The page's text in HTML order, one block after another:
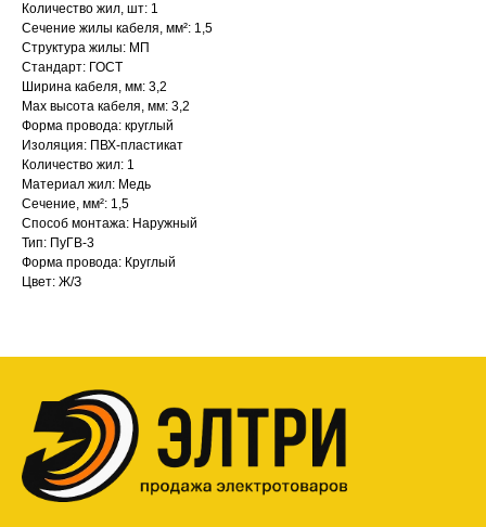
Количество жил, шт: 1
Сечение жилы кабеля, мм²: 1,5
Структура жилы: МП
Стандарт: ГОСТ
Ширина кабеля, мм: 3,2
Мах высота кабеля, мм: 3,2
Форма провода: круглый
Изоляция: ПВХ-пластикат
Количество жил: 1
Материал жил: Медь
Сечение, мм²: 1,5
Способ монтажа: Наружный
Тип: ПуГВ-3
Форма провода: Круглый
Цвет: Ж/З